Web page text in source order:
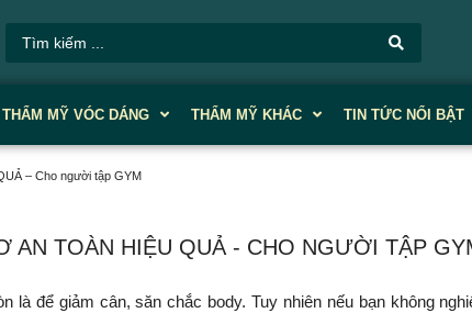
THẨM MỸ VÓC DÁNG THẨM MỸ KHÁC TIN TỨC NỔI BẬT
– Cho người tập GYM
AN TOÀN HIỆU QUẢ - CHO NGƯỜI TẬP
là để giảm cân, săn chắc body. Tuy nhiên nếu bạn không